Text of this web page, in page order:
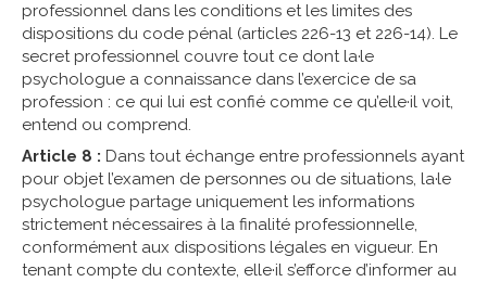
professionnel dans les conditions et les limites des
dispositions du code pénal (articles 226-13 et 226-14). Le
secret professionnel couvre tout ce dont la·le
psychologue a connaissance dans l’exercice de sa
profession : ce qui lui est confié comme ce qu’elle·il voit,
entend ou comprend.
Article 8 : Dans tout échange entre professionnels ayant
pour objet l’examen de personnes ou de situations, la·le
psychologue partage uniquement les informations
strictement nécessaires à la finalité professionnelle,
conformément aux dispositions légales en vigueur. En
tenant compte du contexte, elle·il s’efforce d’informer au